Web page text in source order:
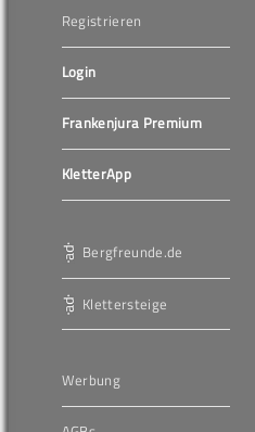
Registrieren
Login
Frankenjura Premium
KletterApp
Bergfreunde.de
Klettersteige
Werbung